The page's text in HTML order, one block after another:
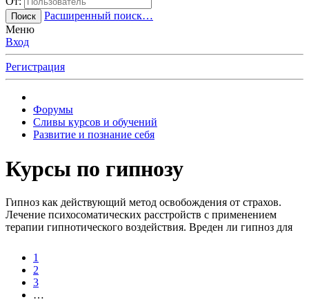
Поиск
Расширенный поиск…
Меню
Вход
Регистрация
Форумы
Сливы курсов и обучений
Развитие и познание себя
Курсы по гипнозу
Гипноз как действующий метод освобождения от страхов.
Лечение психосоматических расстройств с применением
терапии гипнотического воздействия. Вреден ли гипноз для
Уникальные техники погружения в гипноз, навыки
практической телепатии в видеокурсах.
1
2
3
…